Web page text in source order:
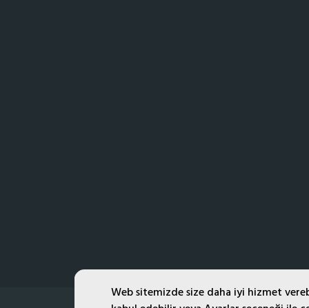
Web sitemizde size daha iyi hizmet